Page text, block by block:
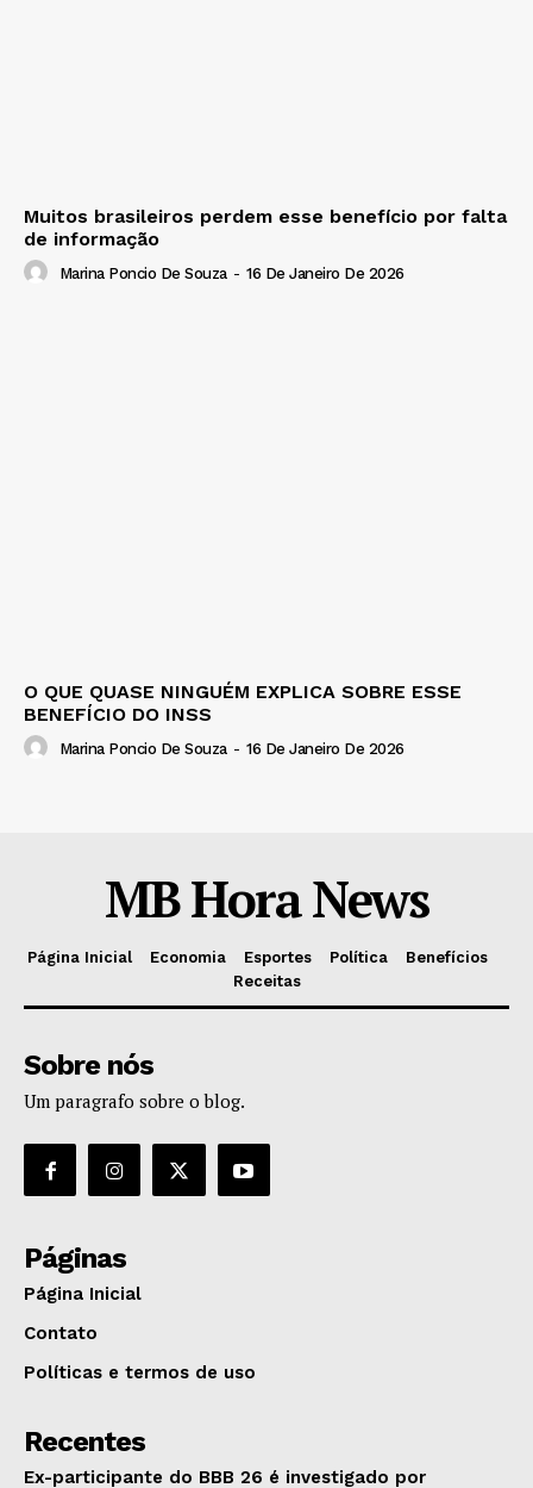
Muitos brasileiros perdem esse benefício por falta
de informação
Marina Poncio De Souza - 16 De Janeiro De 2026
O QUE QUASE NINGUÉM EXPLICA SOBRE ESSE
BENEFÍCIO DO INSS
Marina Poncio De Souza - 16 De Janeiro De 2026
MB Hora News
Página Inicial Economia Esportes Política
Benefícios
Receitas
Sobre nós
Um paragrafo sobre o blog.
Páginas
Página Inicial
Contato
Políticas e termos de uso
Recentes
Ex-participante do BBB 26 é investigado por